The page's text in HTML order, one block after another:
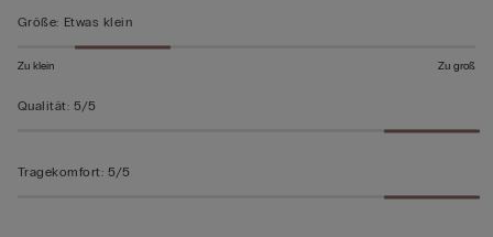
5
bewertet
Größe: Etwas klein
Zu klein Zu groß
Qualität: 5/5
Tragekomfort: 5/5